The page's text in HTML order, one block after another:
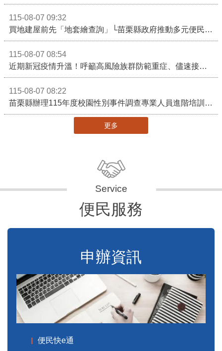
115-08-07 09:32
買地建屋前先「地套繪查詢」└苗栗縣政府推動多元便民諮詢服務
115-08-07 08:54
近期新冠疫情升溫！呼籲高風險族群防範重症、儘速接種疫苗及早就醫
115-08-07 08:22
苗栗縣辦理115年度校園性別事件調查專業人員進階培訓 深化調查實務能力 持續打造安全友善校園
更多
便民服務
申辦資訊
便民快e通